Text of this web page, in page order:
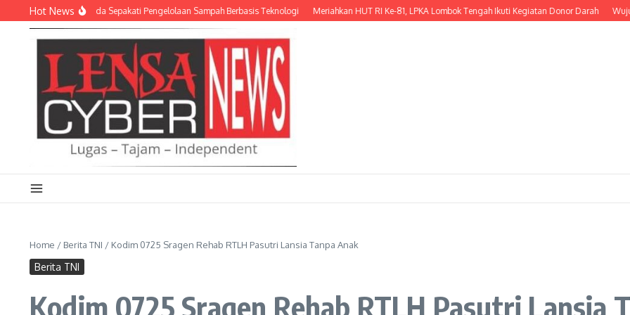
Lewati ke konten
Hot News
dan Empat Pemda Sepakati Pengelolaan Sampah Berbasis Teknologi Meriahkan HUT RI Ke-81, LPKA Lombok Tengah Ikuti Kegiatan Donor Darah Wujud
Home / Berita TNI / Kodim 0725 Sragen Rehab RTLH Pasutri Lansia Tanpa Anak
Berita TNI
Kodim 0725 Sragen Rehab RTLH Pasutri Lansia